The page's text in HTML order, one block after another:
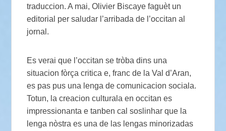
traduccion. A mai, Olivier Biscaye faguèt un
editorial per saludar l’arribada de l’occitan al
jornal.
Es verai que l’occitan se tròba dins una
situacion fòrça critica e, franc de la Val d’Aran,
es pas pus una lenga de comunicacion sociala.
Totun, la creacion culturala en occitan es
impressionanta e tanben cal soslinhar que la
lenga nòstra es una de las lengas minorizadas